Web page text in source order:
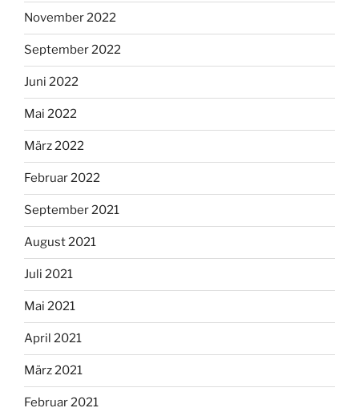
November 2022
September 2022
Juni 2022
Mai 2022
März 2022
Februar 2022
September 2021
August 2021
Juli 2021
Mai 2021
April 2021
März 2021
Februar 2021